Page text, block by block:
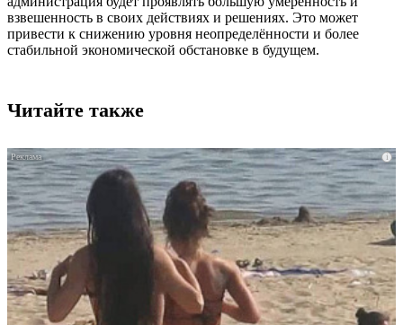
взвешенность в своих действиях и решениях. Это может
привести к снижению уровня неопределённости и более
стабильной экономической обстановке в будущем.
Читайте также
i